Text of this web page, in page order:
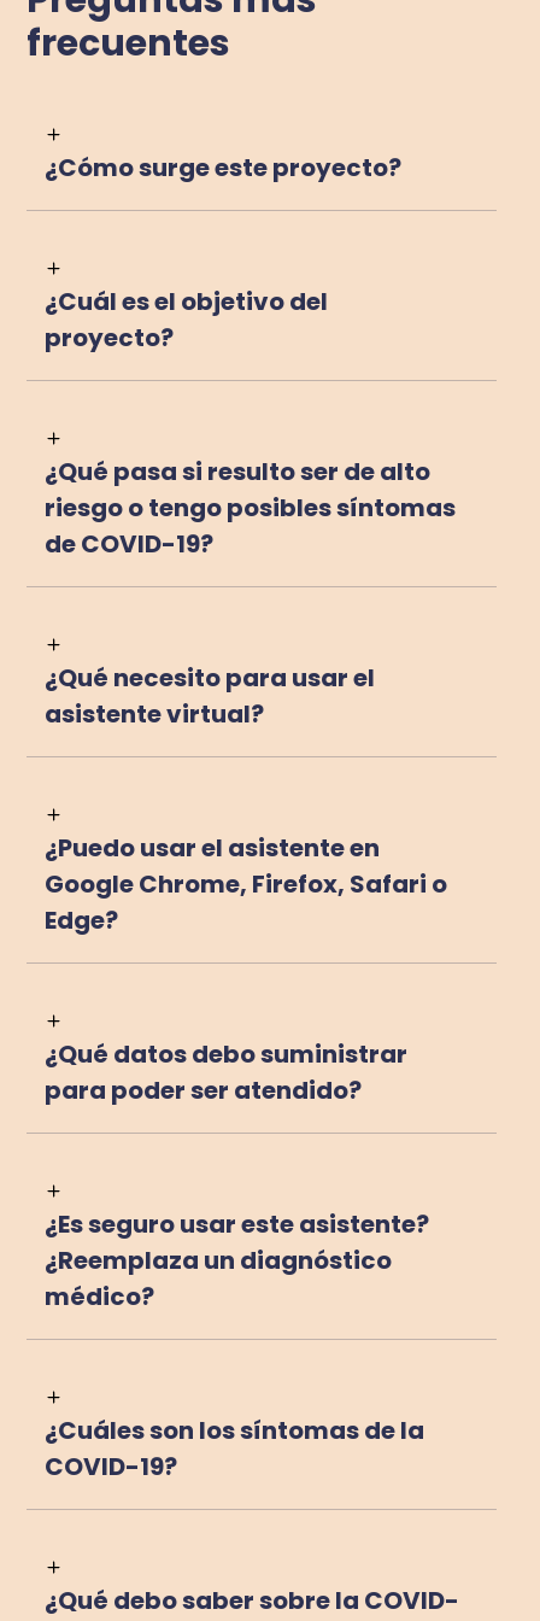
frecuentes
¿Cómo surge este proyecto?
¿Cuál es el objetivo del
proyecto?
¿Qué pasa si resulto ser de alto
riesgo o tengo posibles síntomas
de COVID-19?
¿Qué necesito para usar el
asistente virtual?
¿Puedo usar el asistente en
Google Chrome, Firefox, Safari o
Edge?
¿Qué datos debo suministrar
para poder ser atendido?
¿Es seguro usar este asistente?
¿Reemplaza un diagnóstico
médico?
¿Cuáles son los síntomas de la
COVID-19?
¿Qué debo saber sobre la COVID-